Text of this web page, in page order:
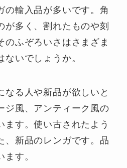
の輸入品が多いです。角
が多く、割れたものや刻
のふぞろいさはさまざま
いでしょうか。
なる人や新品が欲しいと
ジ風、アンティーク風の
ます。使い古されたよう
、新品のレンガです。品
す。